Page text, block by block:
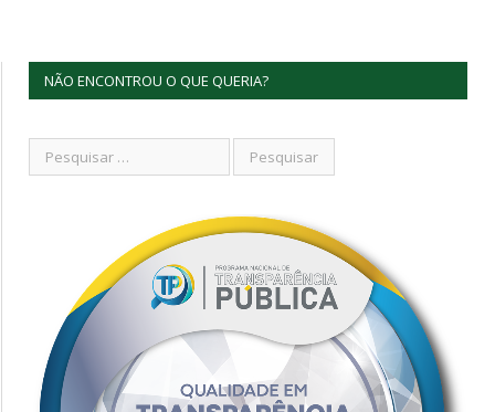
NÃO ENCONTROU O QUE QUERIA?